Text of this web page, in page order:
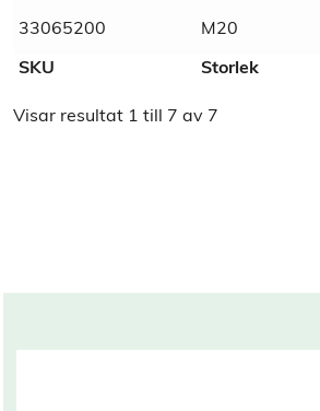
SCIP-nummer
df2e8e19-
Material Mässing
Norm DIN
33065200 M20
SKU Storlek
Visar resultat 1 till 7 av 7